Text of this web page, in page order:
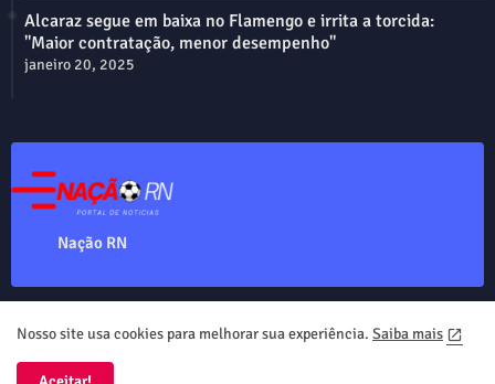
Alcaraz segue em baixa no Flamengo e irrita a torcida:
"Maior contratação, menor desempenho"
janeiro 20, 2025
Nação RN
Home About Contact us Privacy Policy
Nosso site usa cookies para melhorar sua experiência. Saiba mais